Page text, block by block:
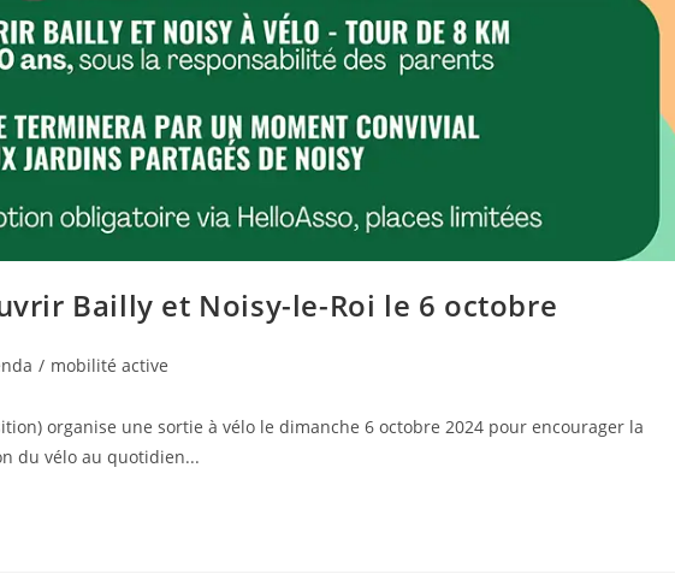
Bailly et Noisy-le-Roi le 6 octobre
/ mobilité active
organise une sortie à vélo le dimanche 6 octobre 2024 pour encourager la
du vélo au quotidien...